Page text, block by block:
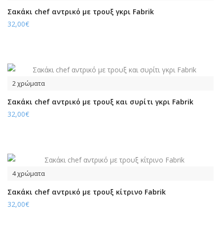
Σακάκι chef αντρικό με τρουξ γκρι Fabrik
32,00€
2 χρώματα
Σακάκι chef αντρικό με τρουξ και συρίτι γκρι Fabrik
32,00€
4 χρώματα
Σακάκι chef αντρικό με τρουξ κίτρινο Fabrik
32,00€